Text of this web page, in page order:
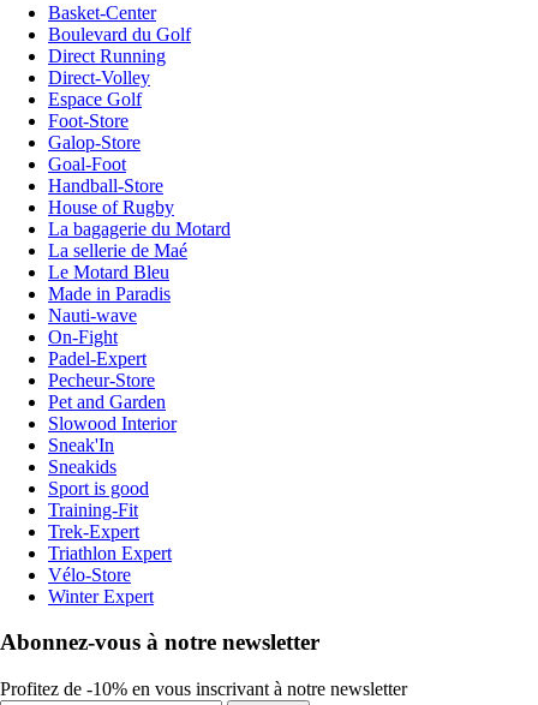
Basket-Center
Boulevard du Golf
Direct Running
Direct-Volley
Espace Golf
Foot-Store
Galop-Store
Goal-Foot
Handball-Store
House of Rugby
La bagagerie du Motard
La sellerie de Maé
Le Motard Bleu
Made in Paradis
Nauti-wave
On-Fight
Padel-Expert
Pecheur-Store
Pet and Garden
Slowood Interior
Sneak'In
Sneakids
Sport is good
Training-Fit
Trek-Expert
Triathlon Expert
Vélo-Store
Winter Expert
Abonnez-vous à notre newsletter
Profitez de -10% en vous inscrivant à notre newsletter